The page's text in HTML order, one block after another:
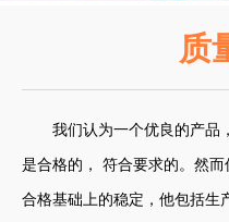
质
我们认为一个优良的产品
是合格的， 符合要求的。然
合格基础上的稳定，他包括生